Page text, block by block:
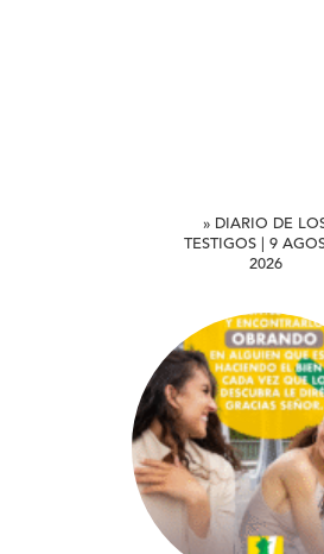
» DIARIO DE
TESTIGOS | 9
2026